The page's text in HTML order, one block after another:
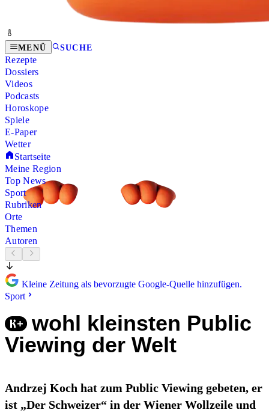
MENÜ SUCHE
Rezepte
Dossiers
Videos
Podcasts
Horoskope
Spiele
E-Paper
Wetter
Startseite
Meine Region
Top News
Sport
Rubriken
Orte
Themen
Autoren
Kleine Zeitung als bevorzugte Google-Quelle hinzufügen.
Sport
wohl kleinsten Public
Viewing der Welt
Andrzej Koch hat zum Public Viewing gebeten, er
ist „Der Schweizer“ in der Wiener Wollzeile und